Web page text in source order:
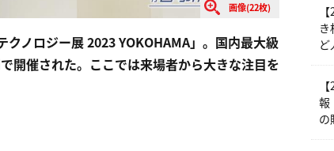
画像(22枚)
ノロジー展 2023 YOKOHAMA」。国内最大級
開催された。ここでは来場者から大きな注目を
報
の